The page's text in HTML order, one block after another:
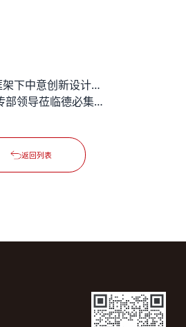
“一带一路”框架下中意创新设计领域企业座谈会
上海市委宣传部领导莅临德必集团总部考察
返回列表